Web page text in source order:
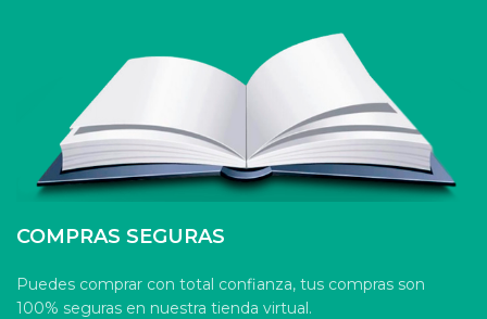
COMPRAS SEGURAS
Puedes comprar con total confianza, tus compras son
100% seguras en nuestra tienda virtual.